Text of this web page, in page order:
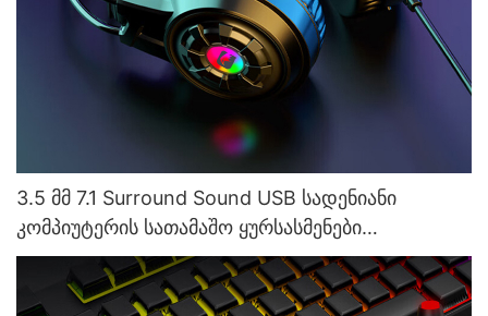
3.5 მმ 7.1 Surround Sound USB სადენიანი
კომპიუტერის სათამაშო ყურსასმენები
მიკროფონით Factory G550